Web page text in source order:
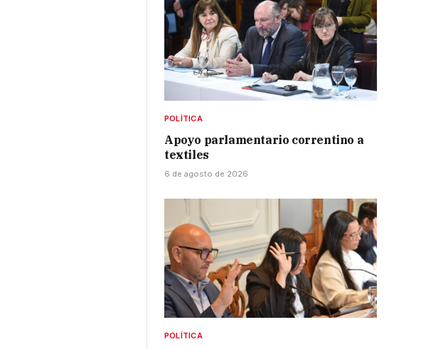
POLÍTICA
Apoyo parlamentario correntino a
textiles
6 de agosto de 2026
POLÍTICA